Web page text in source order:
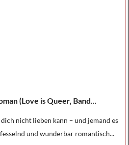
(Love is Queer, Band...
nicht lieben kann – und jemand es
und wunderbar romantisch...